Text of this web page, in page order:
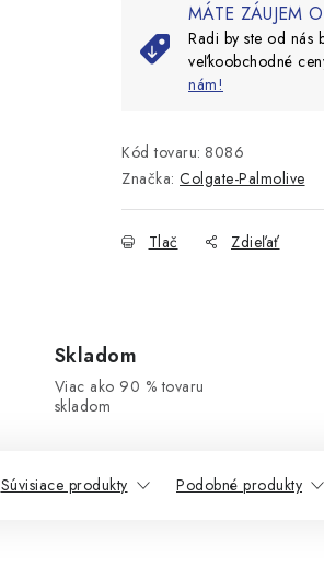
MÁTE ZÁUJEM
Radi by ste od nás
veľkoobchodné
nám!
Kód tovaru: 8086
Značka: Colgate-Palmolive
Tlač Zdieľať
Skladom
Viac ako 90 % tovaru
skladom
Súvisiace produkty Podobné produkty